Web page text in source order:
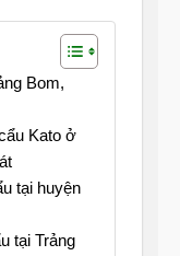
Bom,
Kato ở
tại huyện
tại Trảng